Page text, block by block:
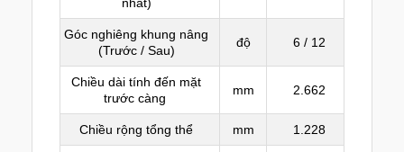
Góc nghiêng khung nâng
(Trước / Sau)
độ 6 / 12
Chiều dài tính đến mặt
trước càng
mm 2.662
Chiều rộng tổng thể mm 1.228